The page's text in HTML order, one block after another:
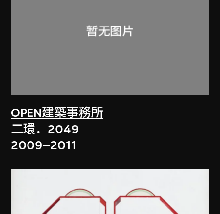
OPEN建築事務所
二環．2049
2009–2011